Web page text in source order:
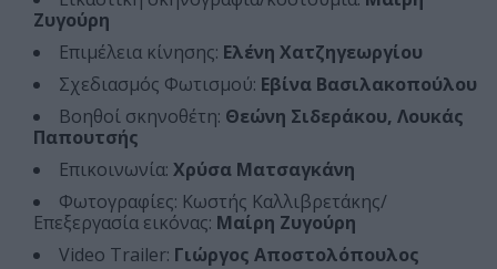
Ζυγούρη
Επιμέλεια κίνησης: Ελένη Χατζηγεωργίου
Σχεδιασμός Φωτισμού: Εβίνα Βασιλακοπούλου
Βοηθοί σκηνοθέτη: Θεώνη Σιδεράκου, Λουκάς
Παπουτσής
Επικοινωνία: Χρύσα Ματσαγκάνη
Φωτογραφίες: Κωστής Καλλιβρετάκης/
Επεξεργασία εικόνας: Μαίρη Ζυγούρη
Video Trailer: Γιώργος Αποστολόπουλος